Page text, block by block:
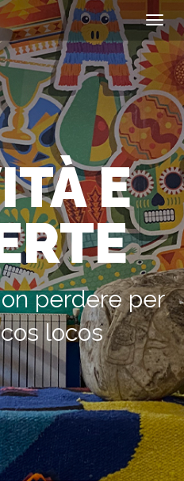
E
perdere per
locos